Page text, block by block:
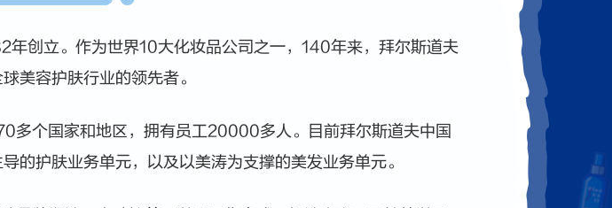
创立。作为世界10大化妆品公司之一，140年来，拜尔斯道夫
美容护肤行业的领先者。
多个国家和地区，拥有员工20000多人。目前拜尔斯道夫中国
的护肤业务单元，以及以美涛为支撑的美发业务单元。